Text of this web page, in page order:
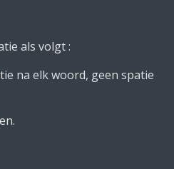
als volgt :
na elk woord, geen spatie